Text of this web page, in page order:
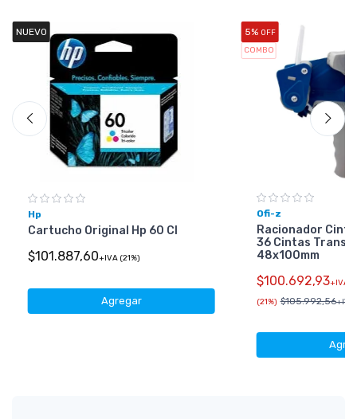
NUEVO
Hp
Cartucho Original Hp 60 Cl
$101.887,60+IVA (21%)
Agregar
5% OFF
COMBO
Ofi-z
Racionador
36 Cintas
48x100mm
$100.692,93+IVA
(21%) $105.992,56+IVA